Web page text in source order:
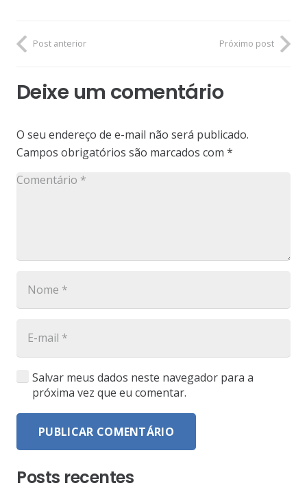
Post anterior Próximo post
Deixe um comentário
O seu endereço de e-mail não será publicado.
Campos obrigatórios são marcados com *
Salvar meus dados neste navegador para a
próxima vez que eu comentar.
PUBLICAR COMENTÁRIO
Posts recentes